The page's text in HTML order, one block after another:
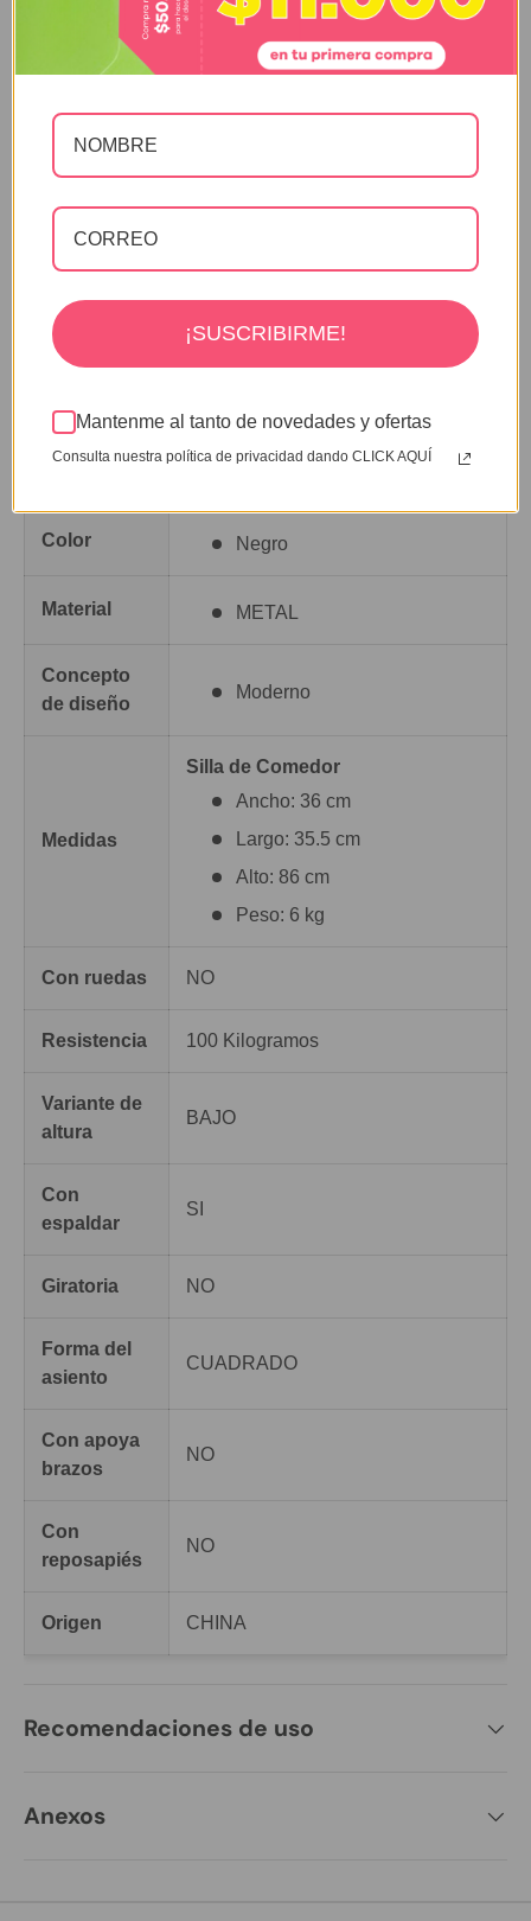
Fabricada en metal con pintura
electrostática, esta silla es resistente y de
alta calidad.
Diseño moderno y elegante para tu
comedor con la Silla Titan tipo Tolix.
Fácil de armar con manual de instrucciones
y herramientas incluidas.
Garantía de 12 meses y devolución en
óptimas condiciones para defectos de
fábrica o retractos.
Especificaciones
Color Negro
Material METAL
Concepto
de diseño
Moderno
Medidas
Silla de Comedor
Ancho: 36 cm
Largo: 35.5 cm
Alto: 86 cm
Peso: 6 kg
Con ruedas NO
Resistencia 100 Kilogramos
Variante de
altura
BAJO
Con
espaldar
SI
Giratoria NO
Forma del
asiento
CUADRADO
Con apoya
brazos
NO
Con
reposapiés
NO
Origen CHINA
Recomendaciones de uso
Anexos
¡SUSCRIBIRME!
Mantenme al tanto de novedades y ofertas
Consulta nuestra política de privacidad dando CLICK AQUÍ